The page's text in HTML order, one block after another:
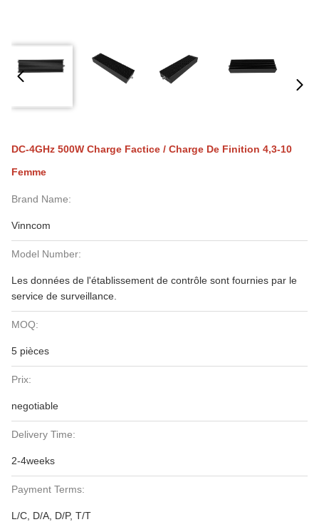
DC-4GHz 500W Charge Factice / Charge De Finition 4,3-10
Femme
Brand Name:
Vinncom
Model Number:
Les données de l'établissement de contrôle sont fournies par le
service de surveillance.
MOQ:
5 pièces
Prix:
negotiable
Delivery Time:
2-4weeks
Payment Terms:
L/C, D/A, D/P, T/T